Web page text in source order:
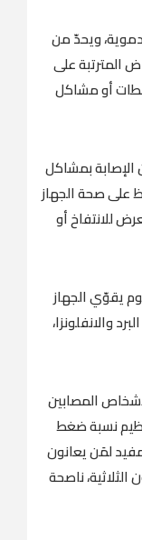
ويحدّ من
المترتبة على
أو مشاكل
الإصابة بمشاكل
على صحة الجهاز
للانتفاخ أو
يقوّي الجهاز
والانفلونزا،
المصابين
نسبة ضغط
مفيد لمَن يعانون
ناصحة